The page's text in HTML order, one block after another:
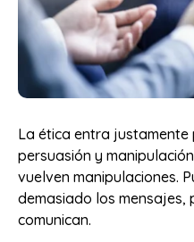
La ética entra
persuasión y
vuelven manipulaciones.
demasiado los mensajes,
comunican.